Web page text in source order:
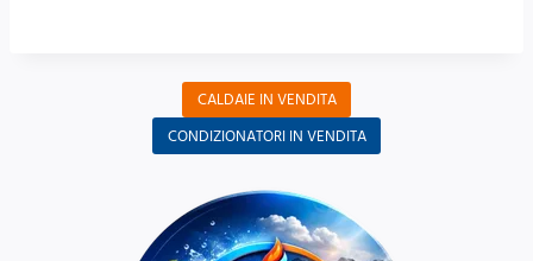
CALDAIE IN VENDITA
CONDIZIONATORI IN VENDITA